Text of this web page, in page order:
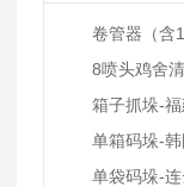
卷管器（含
8喷头鸡舍
箱子抓垛-
单箱码垛-
单袋码垛-